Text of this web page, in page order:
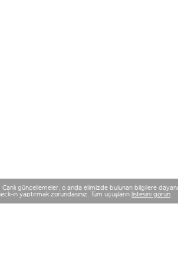
güncellemeler, o anda elimizde bulunan bilgilere
in yaptırmak zorundasınız. Tüm uçuşların listesini görün.